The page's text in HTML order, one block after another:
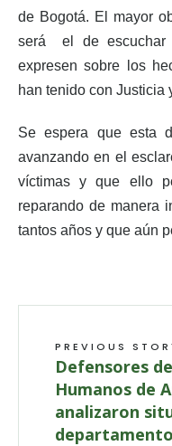
de Bogotá. El mayor
será el de escuchar
expresen sobre los
han tenido con Justicia
Se espera que esta
avanzando en el
víctimas y que ello
reparando de manera
tantos años y que aún
PREVIOUS
Defensores
Humanos de
analizaron
departamento